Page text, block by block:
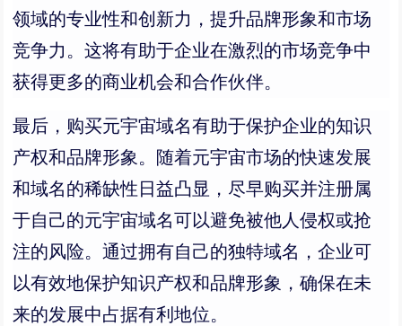
领域的专业性和创新力，提升品牌形象和市场
竞争力。这将有助于企业在激烈的市场竞争中
获得更多的商业机会和合作伙伴。
最后，购买元宇宙域名有助于保护企业的知识
产权和品牌形象。随着元宇宙市场的快速发展
和域名的稀缺性日益凸显，尽早购买并注册属
于自己的元宇宙域名可以避免被他人侵权或抢
注的风险。通过拥有自己的独特域名，企业可
以有效地保护知识产权和品牌形象，确保在未
来的发展中占据有利地位。